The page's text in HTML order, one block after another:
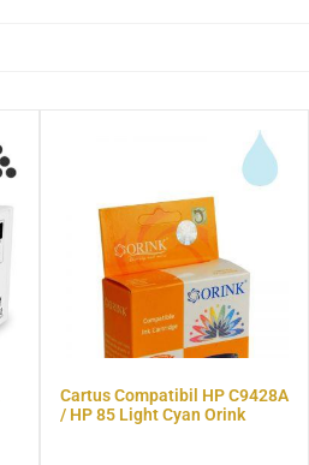
Cartus Compatibil HP C9428A
/ HP 85 Light Cyan Orink